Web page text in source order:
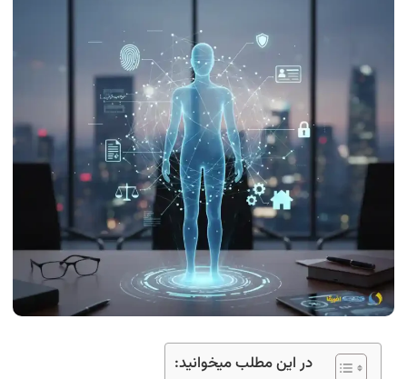
در این مطلب میخوانید: